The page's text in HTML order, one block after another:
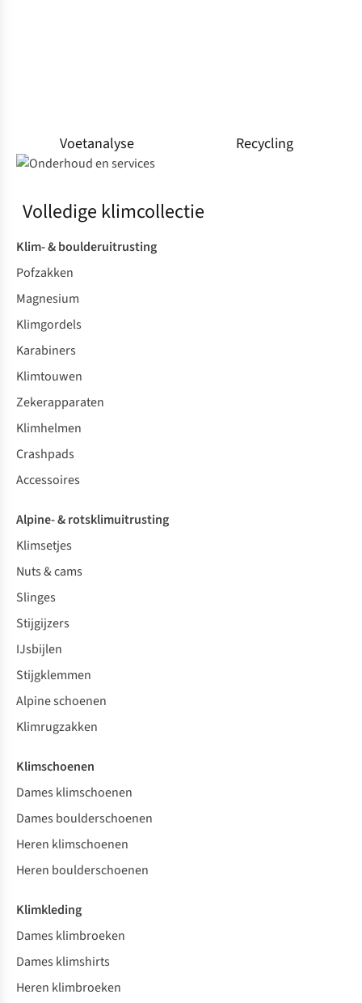
Voetanalyse Recycling
Volledige klimcollectie
Klim- & boulderuitrusting
Pofzakken
Magnesium
Klimgordels
Karabiners
Klimtouwen
Zekerapparaten
Klimhelmen
Crashpads
Accessoires
Alpine- & rotsklimuitrusting
Klimsetjes
Nuts & cams
Slinges
Stijgijzers
IJsbijlen
Stijgklemmen
Alpine schoenen
Klimrugzakken
Klimschoenen
Dames klimschoenen
Dames boulderschoenen
Heren klimschoenen
Heren boulderschoenen
Klimkleding
Dames klimbroeken
Dames klimshirts
Heren klimbroeken